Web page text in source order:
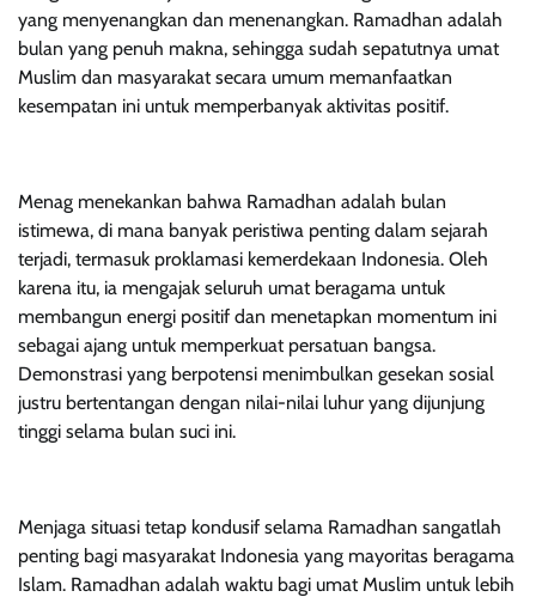
yang menyenangkan dan menenangkan. Ramadhan adalah
bulan yang penuh makna, sehingga sudah sepatutnya umat
Muslim dan masyarakat secara umum memanfaatkan
kesempatan ini untuk memperbanyak aktivitas positif.
Menag menekankan bahwa Ramadhan adalah bulan
istimewa, di mana banyak peristiwa penting dalam sejarah
terjadi, termasuk proklamasi kemerdekaan Indonesia. Oleh
karena itu, ia mengajak seluruh umat beragama untuk
membangun energi positif dan menetapkan momentum ini
sebagai ajang untuk memperkuat persatuan bangsa.
Demonstrasi yang berpotensi menimbulkan gesekan sosial
justru bertentangan dengan nilai-nilai luhur yang dijunjung
tinggi selama bulan suci ini.
Menjaga situasi tetap kondusif selama Ramadhan sangatlah
penting bagi masyarakat Indonesia yang mayoritas beragama
Islam. Ramadhan adalah waktu bagi umat Muslim untuk lebih